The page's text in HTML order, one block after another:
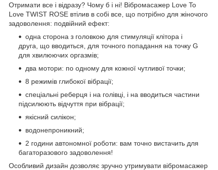
Отримати все і відразу? Чому б і ні! Вібромасажер Love To
Love TWIST ROSE втілив в собі все, що потрібно для жіночого
задоволення: подвійний ефект:
одна сторона з головкою для стимуляції клітора і
друга, що вводиться, для точного попадання на точку G
для хвилюючих оргазмів;
два мотори: по одному для кожної чутливої точки;
8 режимів глибокої вібрації;
спеціальні реберця і на голівці, і на вводиться частини
підсилюють відчуття при вібрації;
якісний силікон;
водонепроникний;
2 години автономної роботи: вам точно вистачить для
багаторазового задоволення!
Особливий дизайн дозволяє зручно утримувати вібромасажер